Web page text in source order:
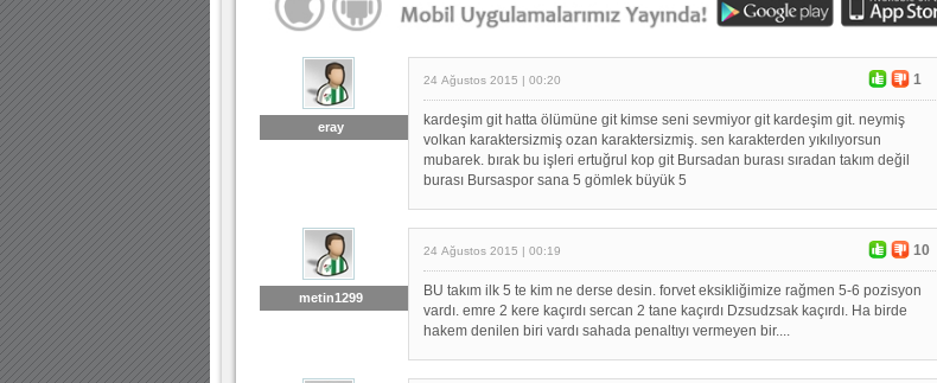
eray
24 Ağustos 2015 | 00:20 1
kardeşim git hatta ölümüne git kimse seni sevmiyor git kardeşim git. neymiş
volkan karaktersizmiş ozan karaktersizmiş. sen karakterden yıkılıyorsun
mubarek. bırak bu işleri ertuğrul kop git Bursadan burası sıradan takım değil
burası Bursaspor sana 5 gömlek büyük 5
metin1299
24 Ağustos 2015 | 00:19 10
BU takım ilk 5 te kim ne derse desin. forvet eksikliğimize rağmen 5-6 pozisyon
vardı. emre 2 kere kaçırdı sercan 2 tane kaçırdı Dzsudzsak kaçırdı. Ha birde
hakem denilen biri vardı sahada penaltıyı vermeyen bir....